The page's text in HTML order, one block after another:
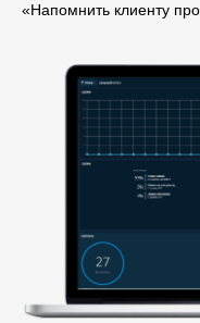
«Напомнить клиенту